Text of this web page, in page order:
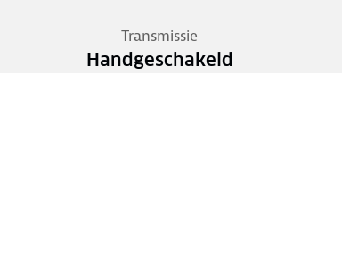
Transmissie
Handgeschakeld